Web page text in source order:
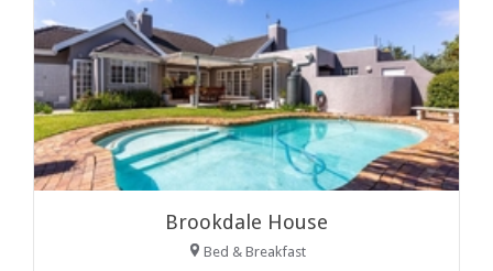
Brookdale House
Bed & Breakfast